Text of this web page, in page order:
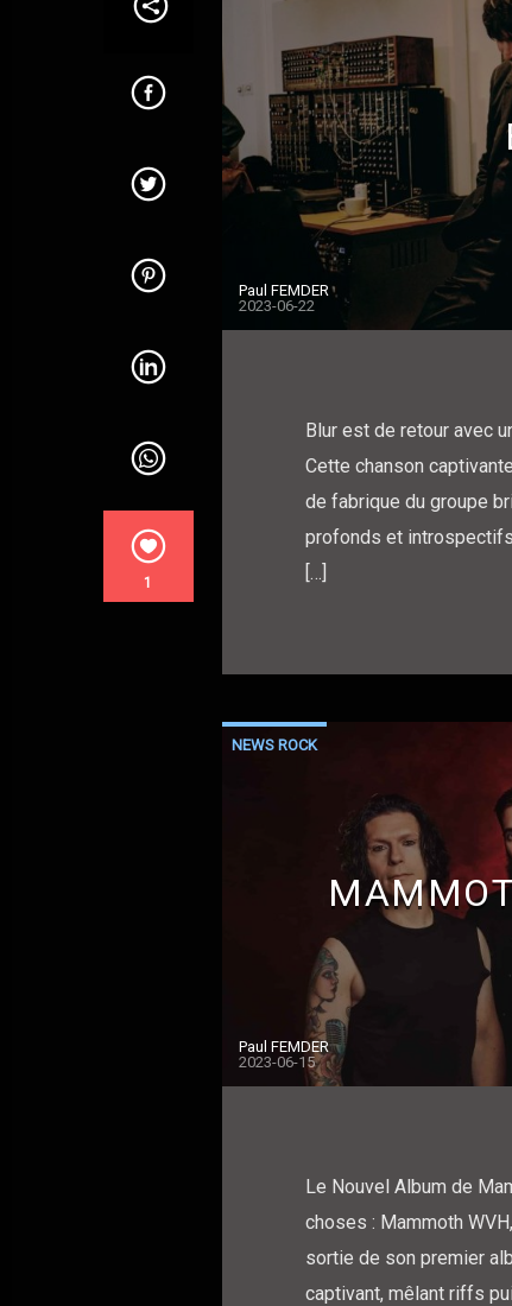
1
Paul FEMDER
2023-06-22
Blur est de retour avec
Cette chanson
de fabrique du groupe
profonds et
[…]
NEWS ROCK
Paul FEMDER
2023-06-15
Le Nouvel Album de
choses : Mammoth
sortie de son premier
captivant, mêlant riffs